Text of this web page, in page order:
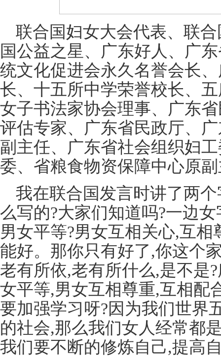
联合国妇女大会代表、联
国公益之星、广东好人、广
统文化促进会永久名誉会长
长、十五所中学荣誉校长、
女子书法家协会理事、广东
评估专家、广东省民政厅、
副主任、广东省社会组织妇
委、省粮食物资保障中心原
我在联合国发言时讲了两
么写的?大家们知道吗?一边
男女平等?男女互相关心,互
能好。那你只有好了,你这个
老有所依,老有所什么,是不是
女平等,男女互相尊重,互相配
要加强学习呀?因为我们世界
的社会,那么我们女人经常都
我们要不断的修炼自己,提高